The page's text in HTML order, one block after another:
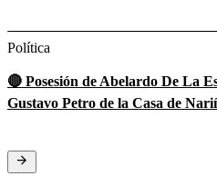
Política
🔴 Posesión de Abelardo De La
Gustavo Petro de la Casa de